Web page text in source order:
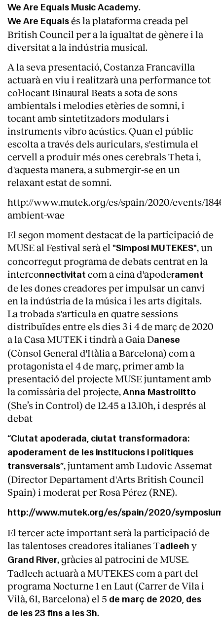
We Are Equals Music Academy.
We Are Equals és la plataforma creada pel
British Council per a la igualtat de gènere i la
diversitat a la indústria musical.
A la seva presentació, Costanza Francavilla
actuarà en viu i realitzarà una performance tot
col·locant Binaural Beats a sota de sons
ambientals i melodies etèries de somni, i
tocant amb sintetitzadors modulars i
instruments vibro acústics. Quan el públic
escolta a través dels auriculars, s'estimula el
cervell a produir més ones cerebrals Theta i,
d'aquesta manera, a submergir-se en un
relaxant estat de somni.
http://www.mutek.org/es/spain/2020/events/
ambient-wae
El segon moment destacat de la participació de
MUSE al Festival serà el "Simposi MUTEKES", un
concorregut programa de debats centrat en la
interconnectivitat com a eina d'apoderament
de les dones creadores per impulsar un canvi
en la indústria de la música i les arts digitals.
La trobada s'articula en quatre sessions
distribuïdes entre els dies 3 i 4 de març de 2020
a la Casa MUTEK i tindrà a Gaia Danese
(Cònsol General d'Itàlia a Barcelona) com a
protagonista el 4 de març, primer amb la
presentació del projecte MUSE juntament amb
la comissària del projecte, Anna Mastrolitto
(She’s in Control) de 12.45 a 13.10h, i després al
debat
“Ciutat apoderada, ciutat transformadora:
apoderament de les institucions i polítiques
transversals”, juntament amb Ludovic Assemat
(Director Departament d'Arts British Council
Spain) i moderat per Rosa Pérez (RNE).
http://www.mutek.org/es/spain/2020/
El tercer acte important serà la participació de
las talentoses creadores italianes Tadleeh y
Grand River, gràcies al patrocini de MUSE.
Tadleeh actuarà a MUTEKES com a part del
programa Nocturne 1 en Laut (Carrer de Vila i
Vilà, 61, Barcelona) el 5 de març de 2020, des
de les 23 fins a les 3h.